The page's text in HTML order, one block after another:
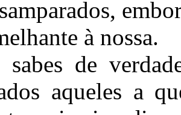
à nossa.
sabes de
aqueles a